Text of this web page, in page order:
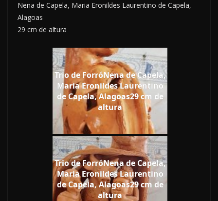
Nena de Capela, Maria Eronildes Laurentino de Capela,
Alagoas
29 cm de altura
Trio de ForróNena de Capela,
Maria Eronildes Laurentino
de Capela, Alagoas29 cm de
altura
Trio de ForróNena de Capela,
Maria Eronildes Laurentino
de Capela, Alagoas29 cm de
altura